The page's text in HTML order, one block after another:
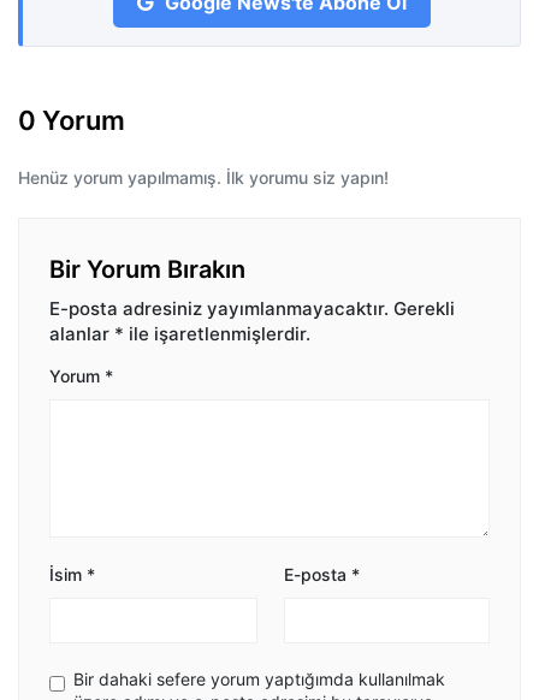
0 Yorum
Henüz yorum yapılmamış. İlk yorumu siz yapın!
Bir Yorum Bırakın
E-posta adresiniz yayımlanmayacaktır. Gerekli
alanlar * ile işaretlenmişlerdir.
Yorum *
İsim * E-posta *
Bir dahaki sefere yorum yaptığımda kullanılmak